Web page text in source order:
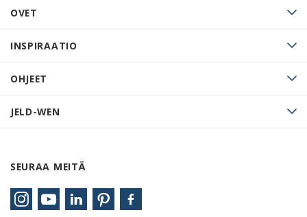
OVET
INSPIRAATIO
OHJEET
JELD-WEN
SEURAA MEITÄ